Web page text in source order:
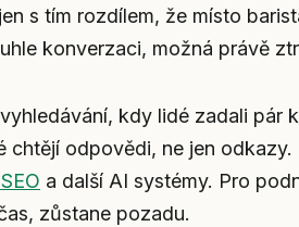
s tím rozdílem, že místo
konverzaci, možná právě
kdy lidé zadali
chtějí odpovědi, ne jen
a další AI systémy. Pro
zůstane pozadu.